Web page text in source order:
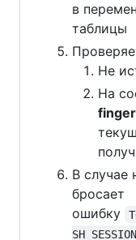
в
таблицы
Не
На
В случае
бросает
ошибку
SH_SESSION